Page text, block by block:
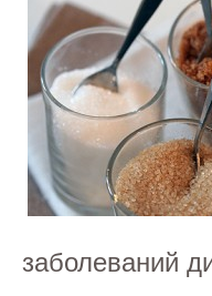
заболеваний